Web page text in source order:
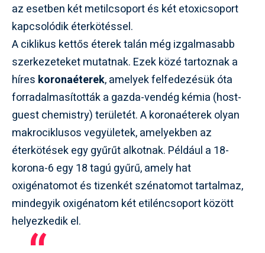
az esetben két metilcsoport és két etoxicsoport
kapcsolódik éterkötéssel.
A ciklikus kettős éterek talán még izgalmasabb
szerkezeteket mutatnak. Ezek közé tartoznak a
híres koronaéterek, amelyek felfedezésük óta
forradalmasították a gazda-vendég kémia (host-
guest chemistry) területét. A koronaéterek olyan
makrociklusos vegyületek, amelyekben az
éterkötések egy gyűrűt alkotnak. Például a 18-
korona-6 egy 18 tagú gyűrű, amely hat
oxigénatomot és tizenkét szénatomot tartalmaz,
mindegyik oxigénatom két etiléncsoport között
helyezkedik el.